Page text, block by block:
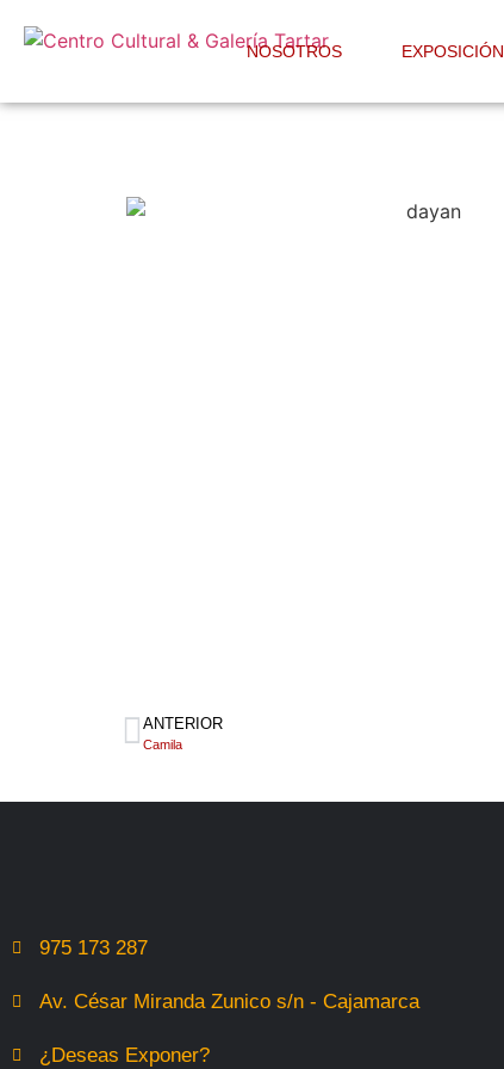
NOSOTROS EXPOSICIÓN
ANTERIOR
Camila
975 173 287
Av. César Miranda Zunico s/n - Cajamarca
¿Deseas Exponer?